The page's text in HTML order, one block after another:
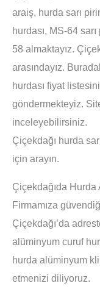
araiş, hurda sarı
hurdası, MS-64
58 almaktayız.
arasındayız.
hurdası fiyat
göndermekteyiz.
inceleyebilirsiniz.
Çiçekdağı hurda
için arayın.
Çiçekdağıda Hurda
Firmamıza
Çiçekdağı’da
alüminyum curuf
hurda alüminyum
etmenizi diliyoruz.